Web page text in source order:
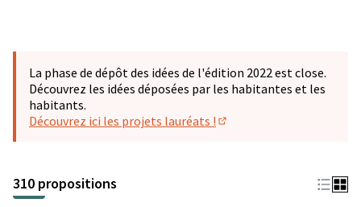
La phase de dépôt des idées de l'édition 2022 est close.
Découvrez les idées déposées par les habitantes et les
habitants.
Découvrez ici les projets lauréats !
310 propositions